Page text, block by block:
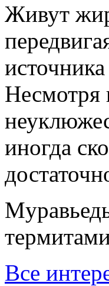
Живут
Несмотря
иногда
Все